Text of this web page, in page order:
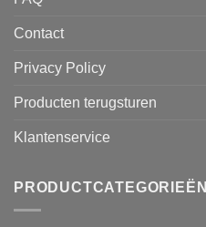
Contact
Privacy Policy
Producten terugsturen
Klantenservice
PRODUCTCATEGORIEËN